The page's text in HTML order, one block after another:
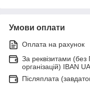
Умови оплати
Оплата на рахунок
За реквізитами
організацій) IBAN
Післяплата